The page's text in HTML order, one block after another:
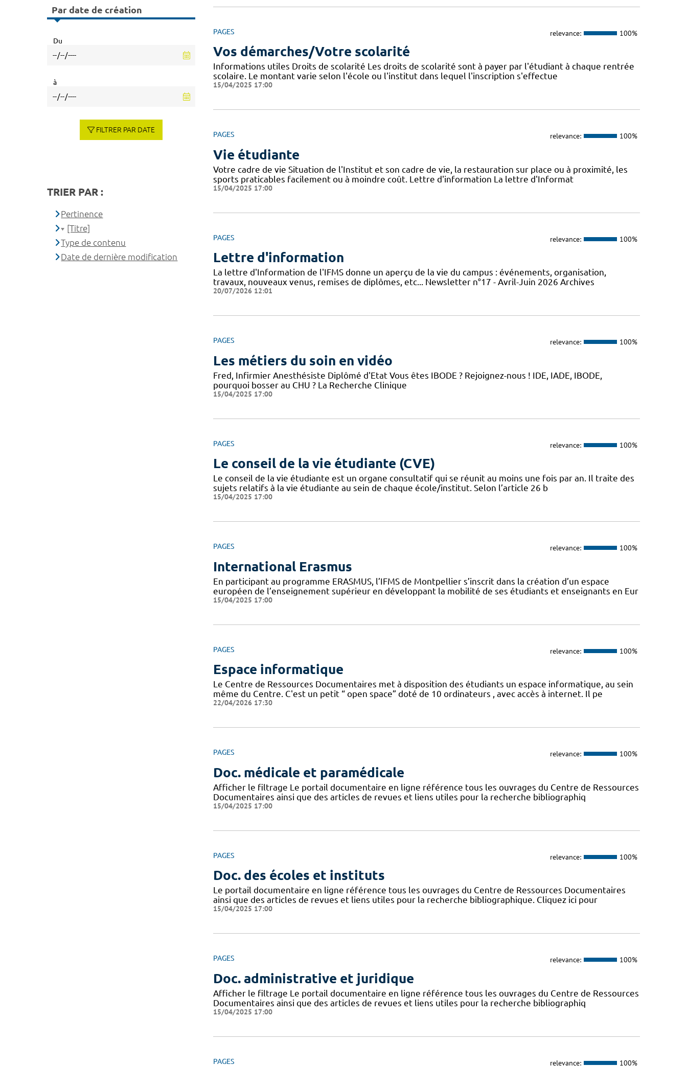
PAGES relevance: 100%
Vos démarches/Votre scolarité
Informations utiles Droits de scolarité Les droits de scolarité sont à payer par l'étudiant à chaque rentrée
scolaire. Le montant varie selon l'école ou l'institut dans lequel l'inscription s'effectue
15/04/2025 17:00
PAGES relevance: 100%
Vie étudiante
Votre cadre de vie Situation de l'Institut et son cadre de vie, la restauration sur place ou à proximité, les
sports praticables facilement ou à moindre coût. Lettre d'information La lettre d'Informat
15/04/2025 17:00
PAGES relevance: 100%
Lettre d'information
La lettre d'Information de l'IFMS donne un aperçu de la vie du campus : événements, organisation,
travaux, nouveaux venus, remises de diplômes, etc... Newsletter n°17 - Avril-Juin 2026 Archives
20/07/2026 12:01
PAGES relevance: 100%
Les métiers du soin en vidéo
Fred, Infirmier Anesthésiste Diplômé d'Etat Vous êtes IBODE ? Rejoignez-nous ! IDE, IADE, IBODE,
pourquoi bosser au CHU ? La Recherche Clinique
15/04/2025 17:00
PAGES relevance: 100%
Le conseil de la vie étudiante (CVE)
Le conseil de la vie étudiante est un organe consultatif qui se réunit au moins une fois par an. Il traite des
sujets relatifs à la vie étudiante au sein de chaque école/institut. Selon l’article 26 b
15/04/2025 17:00
PAGES relevance: 100%
International Erasmus
En participant au programme ERASMUS, l’IFMS de Montpellier s’inscrit dans la création d’un espace
européen de l’enseignement supérieur en développant la mobilité de ses étudiants et enseignants en Eur
15/04/2025 17:00
PAGES relevance: 100%
Espace informatique
Le Centre de Ressources Documentaires met à disposition des étudiants un espace informatique, au sein
même du Centre. C'est un petit “ open space” doté de 10 ordinateurs , avec accès à internet. Il pe
22/04/2026 17:30
PAGES relevance: 100%
Doc. médicale et paramédicale
Afficher le filtrage Le portail documentaire en ligne référence tous les ouvrages du Centre de Ressources
Documentaires ainsi que des articles de revues et liens utiles pour la recherche bibliographiq
15/04/2025 17:00
PAGES relevance: 100%
Doc. des écoles et instituts
Le portail documentaire en ligne référence tous les ouvrages du Centre de Ressources Documentaires
ainsi que des articles de revues et liens utiles pour la recherche bibliographique. Cliquez ici pour
15/04/2025 17:00
PAGES relevance: 100%
Doc. administrative et juridique
Afficher le filtrage Le portail documentaire en ligne référence tous les ouvrages du Centre de Ressources
Documentaires ainsi que des articles de revues et liens utiles pour la recherche bibliographiq
15/04/2025 17:00
PAGES relevance: 100%
Par date de création
Du
à
FILTRER PAR DATE
TRIER PAR :
Pertinence
[Titre]
Type de contenu
Date de dernière modification